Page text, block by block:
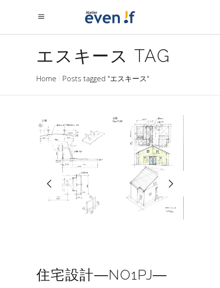
エスキース TAG
Home Posts tagged "エスキース"
住宅設計―NO1PJ―